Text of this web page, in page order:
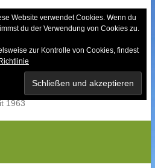
1963
Website verwendet Cookies. Wenn du
du der Verwendung von Cookies zu.
zur Kontrolle von Cookies, findest